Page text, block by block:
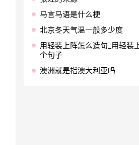
马言马语是什么梗
北京冬天气温一般多少度
用轻装上阵怎么造句_用轻装
个句子
澳洲就是指澳大利亚吗